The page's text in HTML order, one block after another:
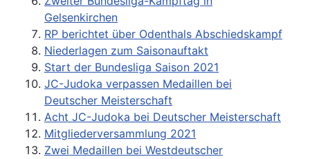
Gelsenkirchen
RP berichtet über Odenthals Abschiedskampf
Niederlagen zum Saisonauftakt
Start der Bundesliga Saison 2021
JC-Judoka verpassen Medaillen bei
Deutscher Meisterschaft
Acht JC-Judoka bei Deutscher Meisterschaft
Mitgliederversammlung 2021
Zwei Medaillen bei Westdeutscher